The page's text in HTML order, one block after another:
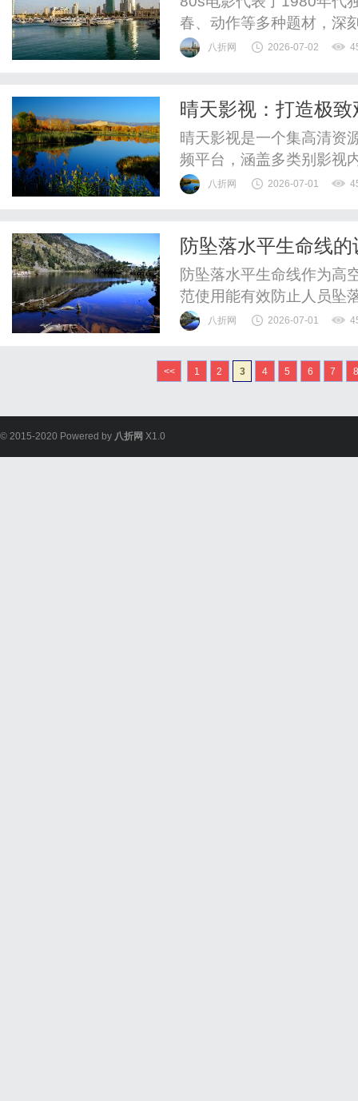
春、动作等多种题材，深
现象。
八折网 2026-07-02
晴天影视：打造极
晴天影视是一个集高清资
频平台，涵盖多类别影视
八折网 2026-07-01
防坠落水平生命线
键措施
防坠落水平生命线作为高
范使用能有效防止人员坠
八折网 2026-07-01
<< 1 2 3 4 5 6 7 8
© 2015-2020 Powered by 八折网 X1.0